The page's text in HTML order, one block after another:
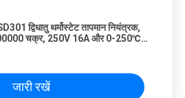
द्विधातु थर्मोस्टेट तापमान नियंत्रक,
चक्र, 250V 16A और 0-250℃
जारी रखें